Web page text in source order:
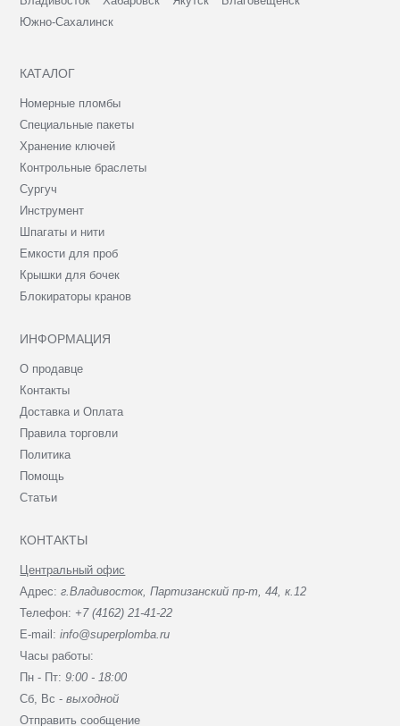
Южно-Сахалинск
КАТАЛОГ
Номерные пломбы
Специальные пакеты
Хранение ключей
Контрольные браслеты
Сургуч
Инструмент
Шпагаты и нити
Емкости для проб
Крышки для бочек
Блокираторы кранов
ИНФОРМАЦИЯ
О продавце
Контакты
Доставка и Оплата
Правила торговли
Политика
Помощь
Статьи
КОНТАКТЫ
Центральный офис
Адрес:г.Владивосток, Партизанский пр-т, 44, к.12
Телефон: +7 (4162) 21-41-22
E-mail:info@superplomba.ru
Часы работы:
Пн - Пт:9:00 - 18:00
Сб, Вc -выходной
Отправить сообщение